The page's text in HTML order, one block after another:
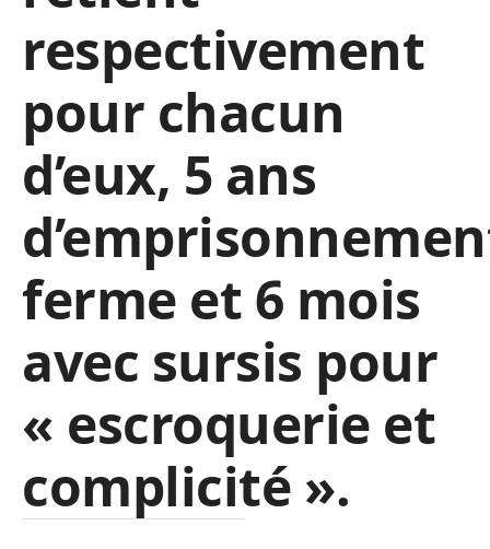
respectivement
pour chacun
d’eux, 5 ans
ferme et 6 mois
avec sursis pour
« escroquerie et
complicité ».